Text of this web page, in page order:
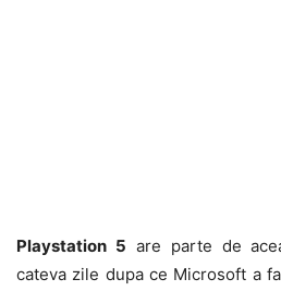
Playstation 5 are parte de
cateva zile dupa ce Microsoft a